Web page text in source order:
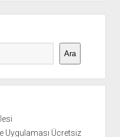
Ara
Uygulaması Ücretsiz